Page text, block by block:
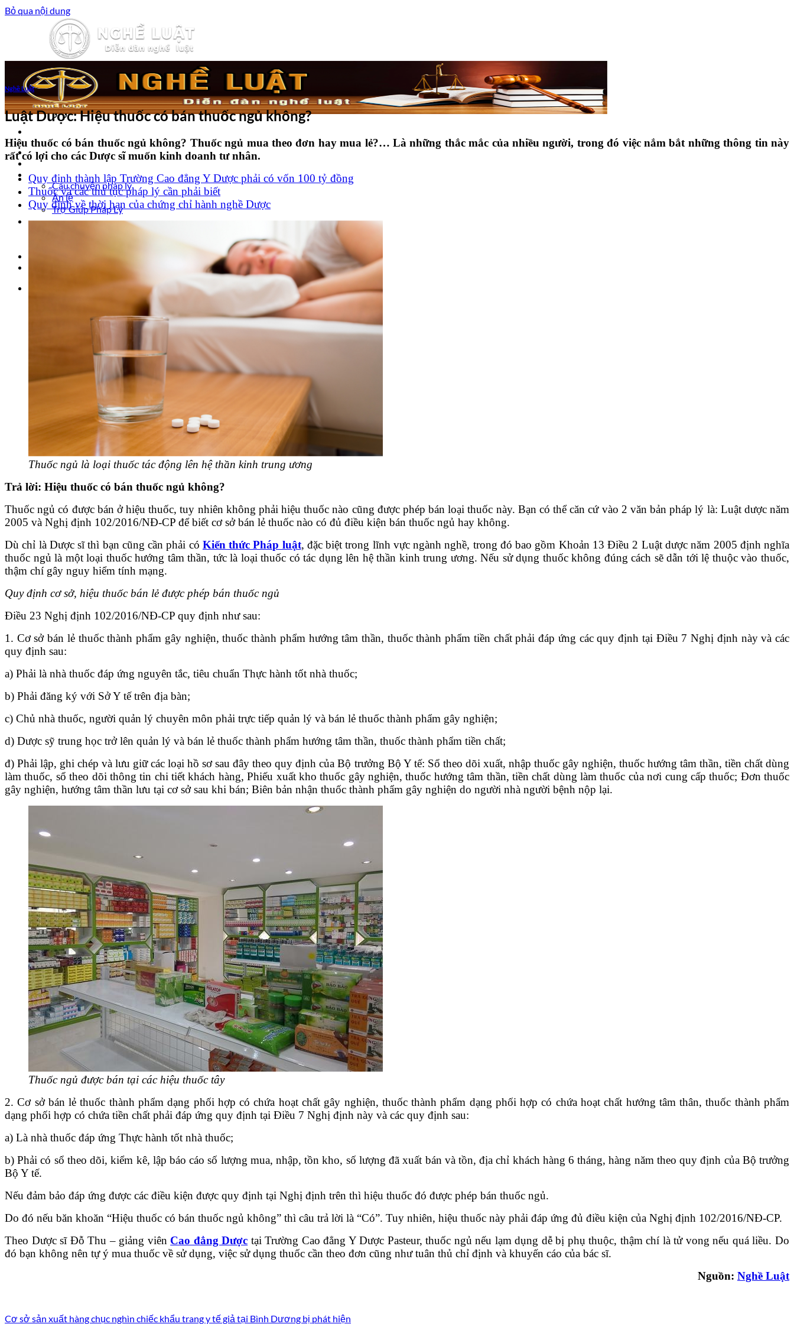
Bỏ qua nội dung
Trang chủ
Luật sư tư vấn
Vấn đề pháp lý
Câu chuyện pháp lý
Án lệ
Trợ Giúp Pháp Lý
Nghề Luật
Kinh nghiệm – Kỹ năng
Tin tức pháp luật
Nghề Luật
Luật Dược: Hiệu thuốc có bán thuốc ngủ không?
Hiệu thuốc có bán thuốc ngủ không? Thuốc ngủ mua theo đơn hay mua lẻ?… Là những thắc mắc của nhiều người, trong đó việc nắm bắt những thông tin này
rất có lợi cho các Dược sĩ muốn kinh doanh tư nhân.
Quy định thành lập Trường Cao đẳng Y Dược phải có vốn 100 tỷ đồng
Thuốc và các thủ tục pháp lý cần phải biết
Quy định về thời hạn của chứng chỉ hành nghề Dược
Thuốc ngủ là loại thuốc tác động lên hệ thần kinh trung ương
Trả lời: Hiệu thuốc có bán thuốc ngủ không?
Thuốc ngủ có được bán ở hiệu thuốc, tuy nhiên không phải hiệu thuốc nào cũng được phép bán loại thuốc này. Bạn có thể căn cứ vào 2 văn bản pháp lý là: Luật dược năm
2005 và Nghị định 102/2016/NĐ-CP để biết cơ sở bán lẻ thuốc nào có đủ điều kiện bán thuốc ngủ hay không.
Dù chỉ là Dược sĩ thì bạn cũng cần phải có Kiến thức Pháp luật, đặc biệt trong lĩnh vực ngành nghề, trong đó bao gồm Khoản 13 Điều 2 Luật dược năm 2005 định nghĩa
thuốc ngủ là một loại thuốc hướng tâm thần, tức là loại thuốc có tác dụng lên hệ thần kinh trung ương. Nếu sử dụng thuốc không đúng cách sẽ dẫn tới lệ thuộc vào thuốc,
thậm chí gây nguy hiểm tính mạng.
Quy định cơ sở, hiệu thuốc bán lẻ được phép bán thuốc ngủ
Điều 23 Nghị định 102/2016/NĐ-CP quy định như sau:
1. Cơ sở bán lẻ thuốc thành phẩm gây nghiện, thuốc thành phẩm hướng tâm thần, thuốc thành phẩm tiền chất phải đáp ứng các quy định tại Điều 7 Nghị định này và các
quy định sau:
a) Phải là nhà thuốc đáp ứng nguyên tắc, tiêu chuẩn Thực hành tốt nhà thuốc;
b) Phải đăng ký với Sở Y tế trên địa bàn;
c) Chủ nhà thuốc, người quản lý chuyên môn phải trực tiếp quản lý và bán lẻ thuốc thành phẩm gây nghiện;
d) Dược sỹ trung học trở lên quản lý và bán lẻ thuốc thành phẩm hướng tâm thần, thuốc thành phẩm tiền chất;
đ) Phải lập, ghi chép và lưu giữ các loại hồ sơ sau đây theo quy định của Bộ trưởng Bộ Y tế: Sổ theo dõi xuất, nhập thuốc gây nghiện, thuốc hướng tâm thần, tiền chất dùng
làm thuốc, sổ theo dõi thông tin chi tiết khách hàng, Phiếu xuất kho thuốc gây nghiện, thuốc hướng tâm thần, tiền chất dùng làm thuốc của nơi cung cấp thuốc; Đơn thuốc
gây nghiện, hướng tâm thần lưu tại cơ sở sau khi bán; Biên bản nhận thuốc thành phẩm gây nghiện do người nhà người bệnh nộp lại.
Thuốc ngủ được bán tại các hiệu thuốc tây
2. Cơ sở bán lẻ thuốc thành phẩm dạng phối hợp có chứa hoạt chất gây nghiện, thuốc thành phẩm dạng phối hợp có chứa hoạt chất hướng tâm thân, thuốc thành phẩm
dạng phối hợp có chứa tiền chất phải đáp ứng quy định tại Điều 7 Nghị định này và các quy định sau:
a) Là nhà thuốc đáp ứng Thực hành tốt nhà thuốc;
b) Phải có sổ theo dõi, kiểm kê, lập báo cáo số lượng mua, nhập, tồn kho, số lượng đã xuất bán và tồn, địa chỉ khách hàng 6 tháng, hàng năm theo quy định của Bộ trưởng
Bộ Y tế.
Nếu đảm bảo đáp ứng được các điều kiện được quy định tại Nghị định trên thì hiệu thuốc đó được phép bán thuốc ngủ.
Do đó nếu băn khoăn “Hiệu thuốc có bán thuốc ngủ không” thì câu trả lời là “Có”. Tuy nhiên, hiệu thuốc này phải đáp ứng đủ điều kiện của Nghị định 102/2016/NĐ-CP.
Theo Dược sĩ Đỗ Thu – giảng viên Cao đẳng Dược tại Trường Cao đẳng Y Dược Pasteur, thuốc ngủ nếu lạm dụng dễ bị phụ thuộc, thậm chí là tử vong nếu quá liều. Do
đó bạn không nên tự ý mua thuốc về sử dụng, việc sử dụng thuốc cần theo đơn cũng như tuân thủ chỉ định và khuyến cáo của bác sĩ.
Nguồn: Nghề Luật
Cơ sở sản xuất hàng chục nghìn chiếc khẩu trang y tế giả tại Bình Dương bị phát hiện